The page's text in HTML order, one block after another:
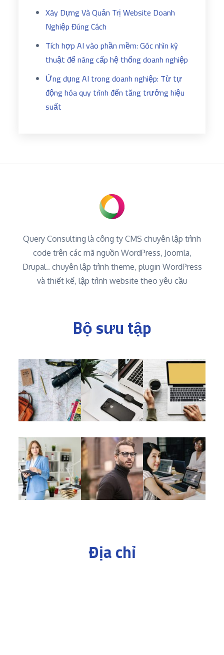
Xây Dựng Và Quản Trị Website Doanh
Nghiệp Đúng Cách
Tích hợp AI vào phần mềm: Góc nhìn kỹ
thuật để nâng cấp hệ thống doanh nghiệp
Ứng dụng AI trong doanh nghiệp: Từ tự
động hóa quy trình đến tăng trưởng hiệu
suất
Query Consulting là công ty CMS chuyên lập trình
code trên các mã nguồn WordPress, Joomla,
Drupal.. chuyên lập trình theme, plugin WordPress
và thiết kế, lập trình website theo yêu cầu
Bộ sưu tập
Địa chỉ